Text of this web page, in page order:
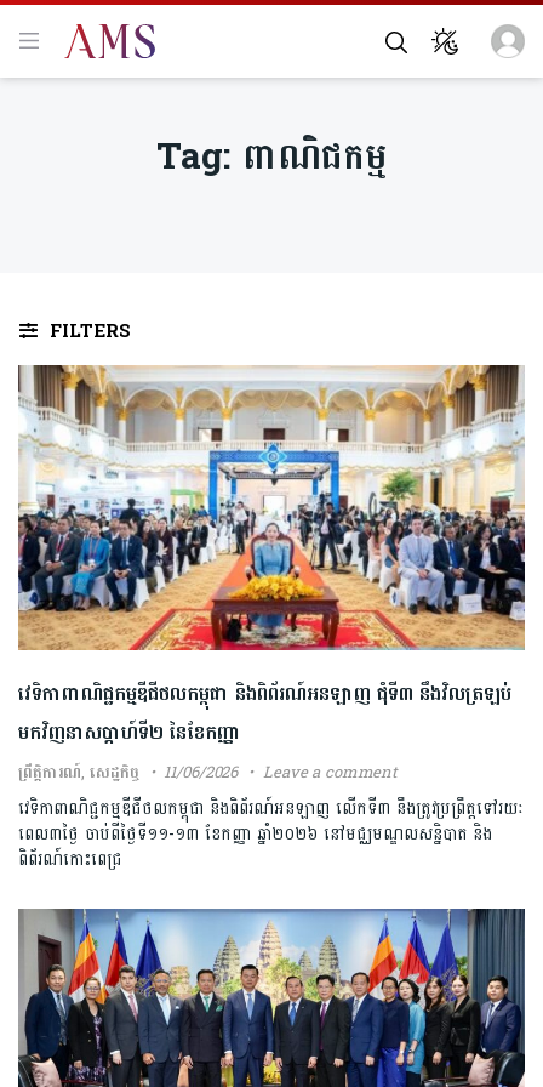
Tag: ពាណិជកម្ម
FILTERS
វេទិកាពាណិជ្ជកម្មឌីជីថលកម្ពុជា និងពិព័រណ៍អនឡាញ ជុំទី៣ នឹងវិលត្រឡប់
មកវិញនាសប្ដាហ៍ទី២ នៃខែកញ្ញា
ព្រឹត្តិការណ៍,សេដ្ឋកិច្ច 11/06/2026 Leave a comment
វេទិកាពាណិជ្ជកម្មឌីជីថលកម្ពុជា និងពិព័រណ៍អនឡាញ លើកទី៣ នឹងត្រូវប្រព្រឹត្តទៅរយៈ
ពេល៣ថ្ងៃ ចាប់ពីថ្ងៃទី១១-១៣ ខែកញ្ញា ឆ្នាំ២០២៦ នៅមជ្ឈមណ្ឌលសន្និបាត និង
ពិព័រណ៍កោះពេជ្រ